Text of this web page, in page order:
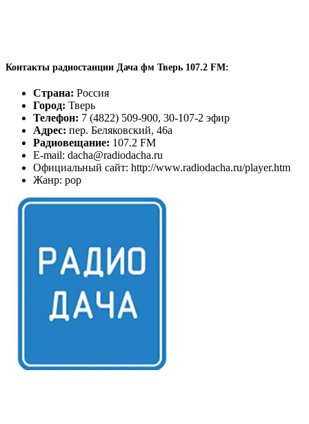
Контакты радиостанции Дача фм Тверь 107.2 FM:
Страна: Россия
Город: Тверь
Телефон: 7 (4822) 509-900, 30-107-2 эфир
Адрес: пер. Беляковский, 46а
Радиовещание: 107.2 FM
E-mail: dacha@radiodacha.ru
Официальный сайт: http://www.radiodacha.ru/player.htm
Жанр: pop